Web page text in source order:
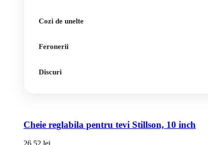
Cozi de unelte
Feronerii
Discuri
Cheie reglabila pentru tevi Stillson, 10 inch